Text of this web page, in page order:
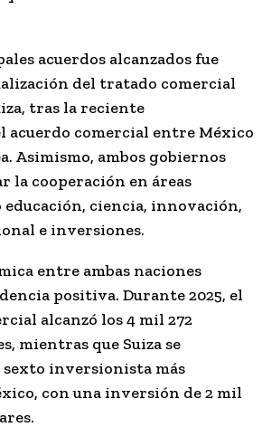
acuerdos alcanzados fue
del tratado comercial
tras la reciente
acuerdo comercial entre México
Asimismo, ambos gobiernos
la cooperación en áreas
educación, ciencia, innovación,
e inversiones.
entre ambas naciones
positiva. Durante 2025, el
alcanzó los 4 mil 272
mientras que Suiza se
sexto inversionista más
con una inversión de 2 mil